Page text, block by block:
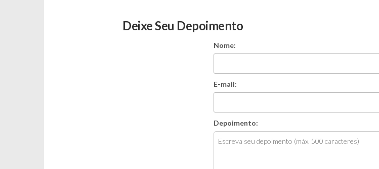
Deixe Seu Depoimento
Nome:
E-mail:
Depoimento: